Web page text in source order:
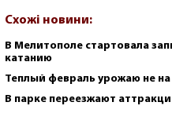
Схожі новини:
В Мелитополе стартовала
катанию
Теплый февраль урожаю не на
В парке переезжают